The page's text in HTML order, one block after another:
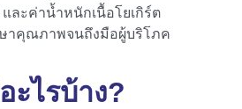
ละค่าน้ำหนักเนื้อโยเกิร์ต
ษาคุณภาพจนถึงมือผู้บริโภค
ะไรบ้าง?